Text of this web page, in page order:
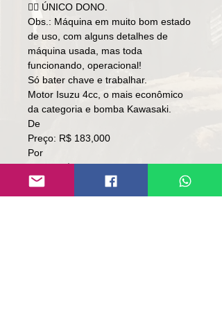
👉🏻 ÚNICO DONO.
Obs.: Máquina em muito bom estado
de uso, com alguns detalhes de
máquina usada, mas toda
funcionando, operacional!
Só bater chave e trabalhar.
Motor Isuzu 4cc, o mais econômico
da categoria e bomba Kawasaki.
De
Preço: R$ 183,000
Por
Preço: R$ 148,000
🚨MEGA PREÇO🚨
Local: RS.